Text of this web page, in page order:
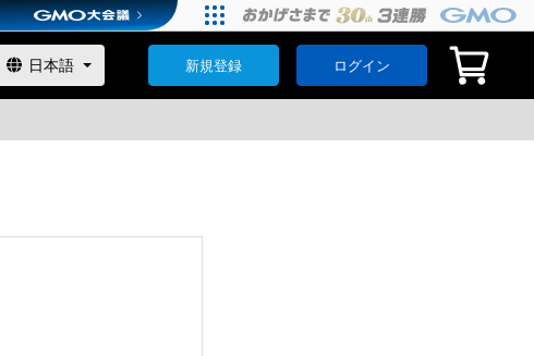
新規登録 ログイン